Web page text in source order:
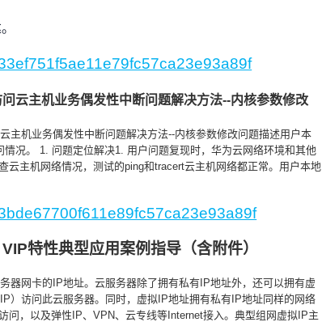
云主机业务偶发性中断问题解决方法--内核参数修改
主机业务偶发性中断问题解决方法--内核参数修改问题描述用户本
况。 1. 问题定位解决1. 用户问题复现时，华为云网络环境和其他
云主机网络情况，测试的ping和tracert云主机网络都正常。用户本地
特性典型应用案例指导（含附件）
器网卡的IP地址。云服务器除了拥有私有IP地址外，还可以拥有虚
）访问此云服务器。同时，虚拟IP地址拥有私有IP地址同样的网络
问，以及弹性IP、VPN、云专线等Internet接入。典型组网虚拟IP主